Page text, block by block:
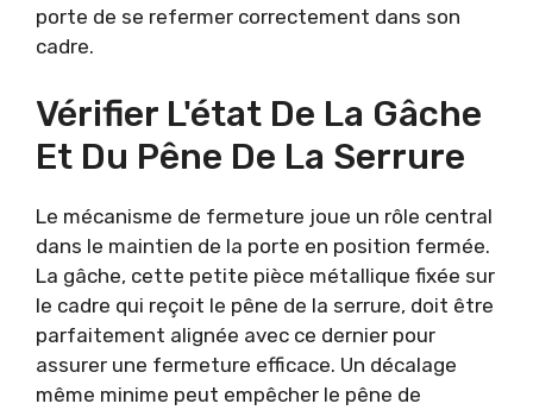
porte de se refermer correctement dans son
cadre.
Vérifier L'état De La Gâche
Et Du Pêne De La Serrure
Le mécanisme de fermeture joue un rôle central
dans le maintien de la porte en position fermée.
La gâche, cette petite pièce métallique fixée sur
le cadre qui reçoit le pêne de la serrure, doit être
parfaitement alignée avec ce dernier pour
assurer une fermeture efficace. Un décalage
même minime peut empêcher le pêne de